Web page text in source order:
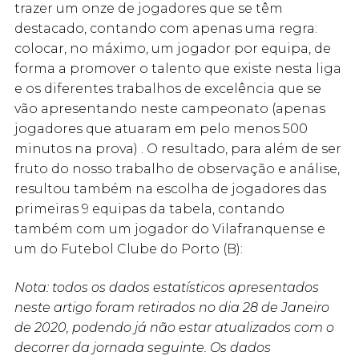
trazer um onze de jogadores que se têm
destacado, contando com apenas uma regra:
colocar, no máximo, um jogador por equipa, de
forma a promover o talento que existe nesta liga
e os diferentes trabalhos de excelência que se
vão apresentando neste campeonato (apenas
jogadores que atuaram em pelo menos 500
minutos na prova) . O resultado, para além de ser
fruto do nosso trabalho de observação e análise,
resultou também na escolha de jogadores das
primeiras 9 equipas da tabela, contando
também com um jogador do Vilafranquense e
um do Futebol Clube do Porto (B):
Nota: todos os dados estatísticos apresentados
neste artigo foram retirados no dia 28 de Janeiro
de 2020, podendo já não estar atualizados com o
decorrer da jornada seguinte. Os dados